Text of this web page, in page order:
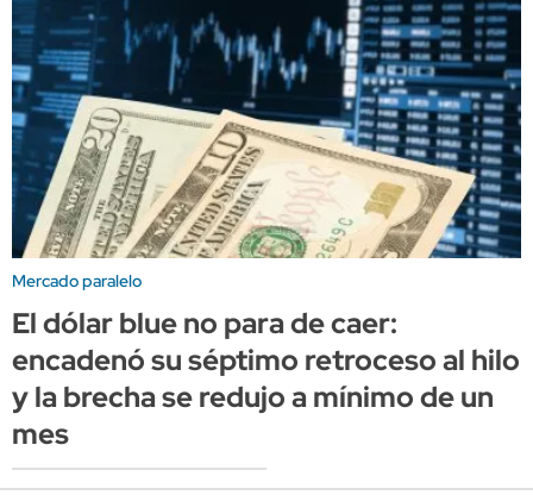
Mercado paralelo
El dólar blue no para de caer:
encadenó su séptimo retroceso al hilo
y la brecha se redujo a mínimo de un
mes